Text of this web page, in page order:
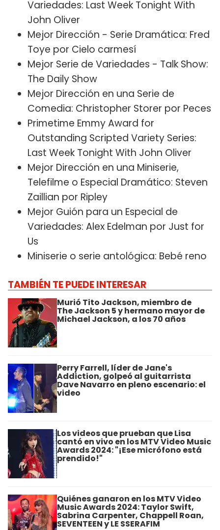
Variedades: Last Week Tonight With
John Oliver
Mejor Dirección - Serie Dramática: Fred
Toye por Cielo carmesí
Mejor Serie de Variedades - Talk Show:
The Daily Show
Mejor Dirección en una Serie de
Comedia: Christopher Storer por Peces
Primetime Emmy Award for
Outstanding Scripted Variety Series:
Last Week Tonight With John Oliver
Mejor Dirección en una Miniserie,
Telefilme o Especial Dramático: Steven
Zaillian por Ripley
Mejor Guión para un Especial de
Variedades: Alex Edelman por Just for
Us
Miniserie o serie antológica: Bebé reno
TAMBIÉN TE PUEDE INTERESAR
Murió Tito Jackson, miembro de
The Jackson 5 y hermano mayor de
Michael Jackson, a los 70 años
Perry Farrell, líder de Jane's
Addiction, golpeó al guitarrista
Dave Navarro en pleno escenario: el
video
Los videos que prueban que Lisa
cantó en vivo en los MTV Video Music
Awards 2024: "¡Ese micrófono está
prendido!"
Quiénes ganaron en los MTV Video
Music Awards 2024: Taylor Swift,
Sabrina Carpenter, Chappell Roan,
SEVENTEEN y LE SSERAFIM